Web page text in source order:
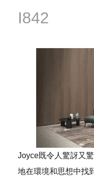
I842
Joyce既令人驚訝又
地在環境和思想中找